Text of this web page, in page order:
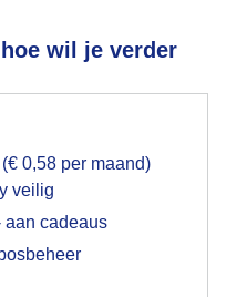
wil je verder
(€ 0,58 per maand)
veilig
aan cadeaus
voor het
op hebt gegeven,
uit je browser waarin